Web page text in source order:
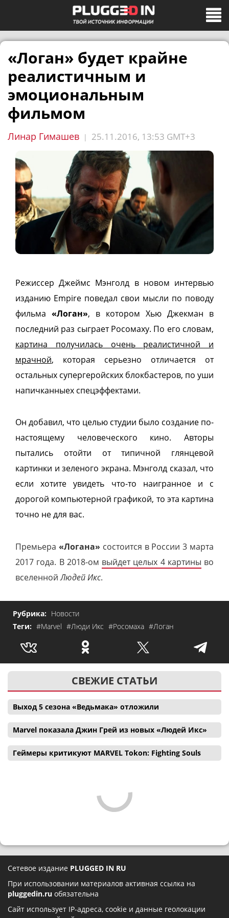
«Логан» будет крайне
реалистичным и
эмоциональным
фильмом
Линар Гимашев | 25.11.2016, 13:53 GMT+3
Режиссер Джеймс Мэнголд в новом интервью
изданию Empire поведал свои мысли по поводу
фильма «Логан», в котором Хью Джекман в
последний раз сыграет Росомаху. По его словам,
картина получилась очень реалистичной и
мрачной, которая серьезно отличается от
остальных супергеройских блокбастеров, по уши
напичканныех спецэффектами.
Он добавил, что целью студии было создание по-
настоящему человеческого кино. Авторы
пытались отойти от типичной глянцевой
картинки и зеленого экрана. Мэнголд сказал, что
если хотите увидеть что-то наигранное и с
дорогой компьютерной графикой, то эта картина
точно не для вас.
Премьера «Логана» состоится в России 3 марта
2017 года. В 2018-ом выйдет целых 4 картины во
вселеннойЛюдей Икс.
Рубрика: Новости
Теги: #Marvel #Люди Икс #Росомаха #Логан
СВЕЖИЕ СТАТЬИ
Выход 5 сезона «Ведьмака» отложили
Marvel показала Джин Грей из новых «Людей Икс»
Геймеры критикуют MARVEL Tokon: Fighting Souls
Сетевое издание PLUGGED IN RU
При использовании материалов активная ссылка на
pluggedin.ru обязательна
Сайт использует IP-адреса, cookie и данные геолокации